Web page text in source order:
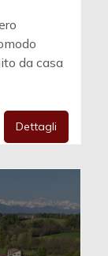
da casa
Dettagli